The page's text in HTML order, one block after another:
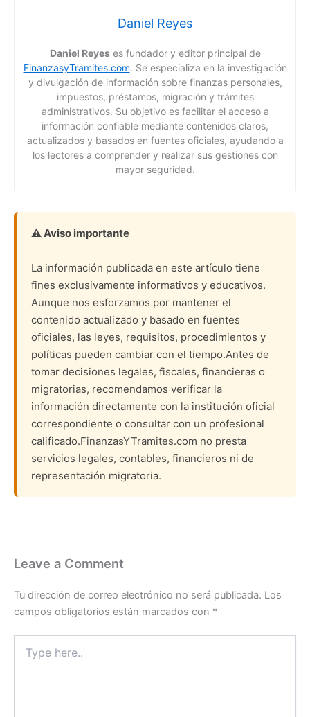
Daniel Reyes
Daniel Reyeses fundador y editor principal de
FinanzasyTramites.com. Se especializa en la investigación
y divulgación de información sobre finanzas personales,
impuestos, préstamos, migración y trámites
administrativos. Su objetivo es facilitar el acceso a
información confiable mediante contenidos claros,
actualizados y basados en fuentes oficiales, ayudando a
los lectores a comprender y realizar sus gestiones con
mayor seguridad.
⚠️ Aviso importante
La información publicada en este artículo tiene
fines exclusivamente informativos y educativos.
Aunque nos esforzamos por mantener el
contenido actualizado y basado en fuentes
oficiales, las leyes, requisitos, procedimientos y
políticas pueden cambiar con el tiempo.Antes de
tomar decisiones legales, fiscales, financieras o
migratorias, recomendamos verificar la
información directamente con la institución oficial
correspondiente o consultar con un profesional
calificado.FinanzasYTramites.com no presta
servicios legales, contables, financieros ni de
representación migratoria.
Leave a Comment
Tu dirección de correo electrónico no será publicada. Los
campos obligatorios están marcados con *
here..